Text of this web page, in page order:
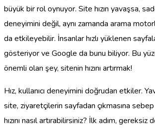
büyük bir rol oynuyor. Site hızın yavaşsa,
deneyimini değil, aynı zamanda arama
da etkileyebilir. İnsanlar hızlı yüklenen
gösteriyor ve Google da bunu biliyor. Bu
önemli olan şey, sitenin hızını artırmak!
Hız, kullanıcı deneyimini doğrudan etkiler.
site, ziyaretçilerin sayfadan çıkmasına
hızını nasıl artırabilirsiniz? İlk adım,